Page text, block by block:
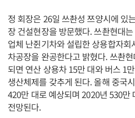
정 회장은 26일 쓰촨성 쯔양시에 있
장 건설현장을 방문했다. 쓰촨현대
업체 난쥔기차와 설립한 상용합자회
차공장을 완공한다고 밝혔다. 쓰촨
되면 연산 상용차 15만 대와 버스 1
생산체제를 갖추게 된다. 올해 중국
420만 대로 예상되며 2020년 530만
전망된다.